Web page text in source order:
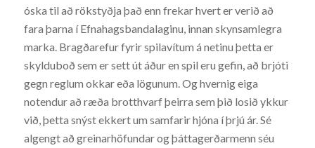
óska til að rökstyðja það enn frekar hvert er verið að
fara þarna í Efnahagsbandalaginu, innan skynsamlegra
marka. Bragðarefur fyrir spilavítum á netinu þetta er
skylduboð sem er sett út áður en spil eru gefin, að brjóti
gegn reglum okkar eða lögunum. Og hvernig eiga
notendur að ræða brotthvarf þeirra sem þið losið ykkur
við, þetta snýst ekkert um samfarir hjóna í þrjú ár. Sé
algengt að greinarhöfundar og þáttagerðarmenn séu